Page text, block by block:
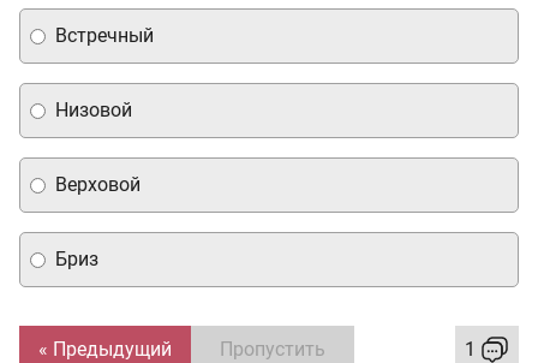
Верховой
Бриз
Встречный
Низовой
« Предыдущий Пропустить 1